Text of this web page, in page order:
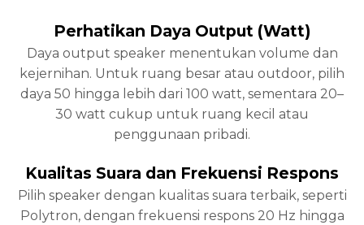
Perhatikan Daya Output (Watt)
Daya output speaker menentukan volume dan
kejernihan. Untuk ruang besar atau outdoor, pilih
daya 50 hingga lebih dari 100 watt, sementara 20–
30 watt cukup untuk ruang kecil atau
penggunaan pribadi.
Kualitas Suara dan Frekuensi Respons
Pilih speaker dengan kualitas suara terbaik, seperti
Polytron, dengan frekuensi respons 20 Hz hingga